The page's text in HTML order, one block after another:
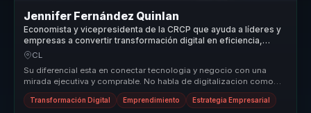
Jennifer Fernández Quinlan
Economista y vicepresidenta de la CRCP que ayuda a líderes y
empresas a convertir transformación digital en eficiencia,
rentabilidad y cultura de innovación.
CL
Su diferencial esta en conectar tecnologia y negocio con una
mirada ejecutiva y comprable. No habla de digitalizacion como
moda, sino com...
Transformación Digital Emprendimiento Estrategia Empresarial